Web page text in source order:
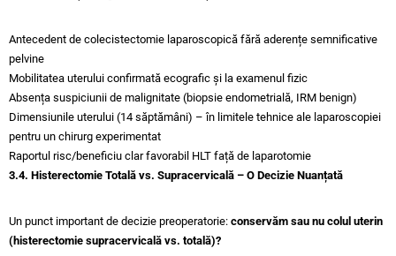
Antecedent de colecistectomie laparoscopică fără aderențe semnificative
pelvine
Mobilitatea uterului confirmată ecografic și la examenul fizic
Absența suspiciunii de malignitate (biopsie endometrială, IRM benign)
Dimensiunile uterului (14 săptămâni) – în limitele tehnice ale laparoscopiei
pentru un chirurg experimentat
Raportul risc/beneficiu clar favorabil HLT față de laparotomie
3.4. Histerectomie Totală vs. Supracervicală – O Decizie Nuanțată
Un punct important de decizie preoperatorie: conservăm sau nu colul uterin
(histerectomie supracervicală vs. totală)?